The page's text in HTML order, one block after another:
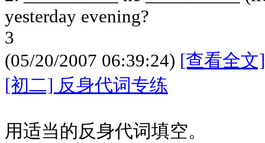
yesterday evening?
3
(05/20/2007 06:39:24) [查看全文]
[初二] 反身代词专练
用适当的反身代词填空。